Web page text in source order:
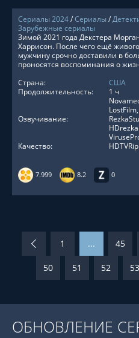
Сериалы 2024/Сериалы/
Зарубежные сериалы
7.999 8.2 0
Зимой 2021 года Декстера
Харрисон. После чего ещё
мужчину срочно доставили в
проносятся воспоминания о
Страна:
США
Продолжительность:
1 ч
Озвучивание:
Качество:
HDTVRip
1 ... 45
50 51 52 53
ОБНОВЛЕНИЕ